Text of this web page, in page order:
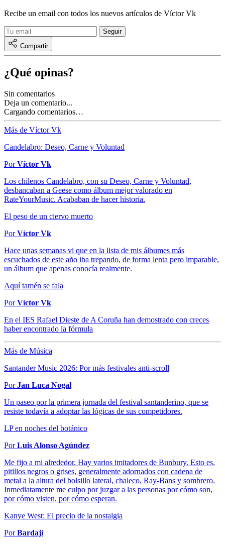
Recibe un email con todos los nuevos artículos de Víctor Vk
Compartir
¿Qué opinas?
Sin comentarios
Deja un comentario...
Cargando comentarios…
Más de Víctor Vk
Candelabro: Deseo, Carne y Voluntad
PorVíctor Vk
Los chilenos Candelabro, con su Deseo, Carne y Voluntad,
desbancaban a Geese como álbum mejor valorado en
RateYourMusic. Acababan de hacer historia.
El peso de un ciervo muerto
PorVíctor Vk
Hace unas semanas vi que en la lista de mis álbumes más
escuchados de este año iba trepando, de forma lenta pero imparable,
un álbum que apenas conocía realmente.
Aquí tamén se fala
PorVíctor Vk
En el IES Rafael Dieste de A Coruña han demostrado con creces
haber encontrado la fórmula
Más de Música
Santander Music 2026: Por más festivales anti-scroll
PorJan Luca Nogal
Un paseo por la primera jornada del festival santanderino, que se
resiste todavía a adoptar las lógicas de sus competidores.
LP en noches del botánico
PorLuis Alonso Agúndez
Me fijo a mi alrededor. Hay varios imitadores de Bunbury. Esto es,
pitillos negros o grises, generalmente adornados con cadena de
metal a la altura del bolsillo lateral, chaleco, Ray-Bans y sombrero.
Inmediatamente me culpo por juzgar a las personas por cómo son,
por cómo visten, por cómo esperan.
Kanye West: El precio de la nostalgia
PorBardají